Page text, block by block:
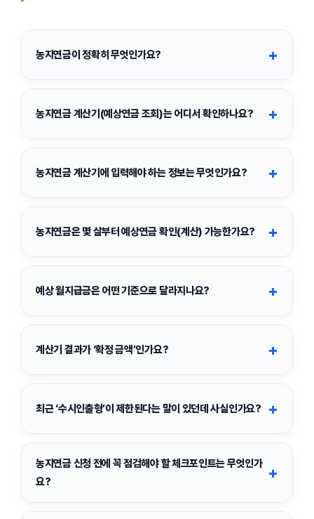
농지연금이 정확히 무엇인가요? +
마련할 수 있어, 은퇴 이후 현금흐름이 필요한 농업인에게 활용도
농지연금 계산기(예상연금 조회)는 어디서 확인하나요? +
지급금을 비교해볼 수 있어요.
신청 후 심사·평가 절차를 거쳐 확정될 수 있습니다.
농지연금 계산기에 입력해야 하는 정보는 무엇인가요? +
소유자 생년월일(연령)
농지 정보(소재지/면적 등)
농지연금은 몇 살부터 예상연금 확인(계산) 가능한가요? +
조회 대상에 포함될 수 있습니다.
으니 계산기 안내 문구를 함께 확인하세요.
예상 월지급금은 어떤 기준으로 달라지나요? +
같은 농지라도 지급 방식에 따라 월지급금이 달라질 수 있으므로,
계산기 결과가 ‘확정 금액’인가요? +
월지급금이 달라질 수 있습니다.
앞두었다면 상담 신청을 권장합니다.
최근 ‘수시인출형’이 제한된다는 말이 있던데 사실인가요? +
청이 한시적으로 제한 될 수 있습니다. 계산기에서 선택 가능 여부
가 보이지 않거나 안내 문구가 표시되면, 제한 중인 것으로 볼 수
농지연금 신청 전에 꼭 점검해야 할 체크포인트는 무엇인가
요?
+